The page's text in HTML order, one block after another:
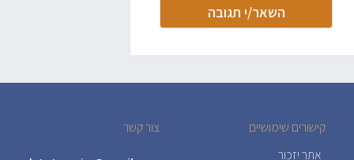
צור קשר
קישורים שימושיים
אתר יזכור